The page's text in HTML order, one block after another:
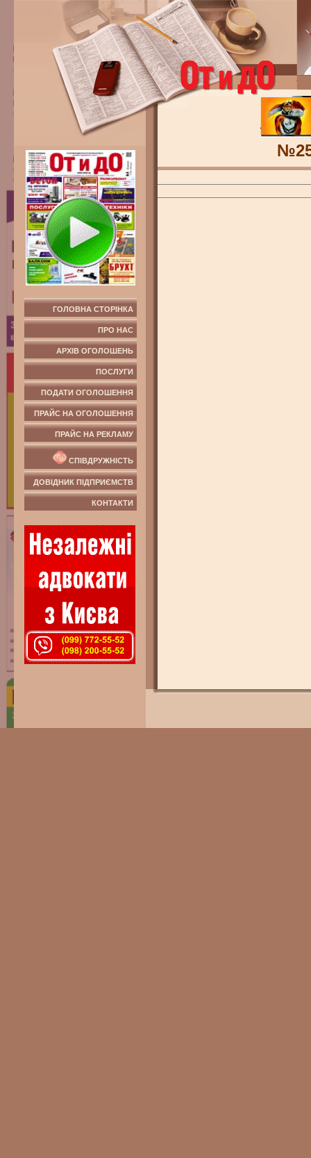
ГОЛОВНА СТОРІНКА
ПРО НАС
АРХІВ ОГОЛОШЕНЬ
ПОСЛУГИ
ПОДАТИ ОГОЛОШЕННЯ
ПРАЙС НА ОГОЛОШЕННЯ
ПРАЙС НА РЕКЛАМУ
СПІВДРУЖНІСТЬ
ДОВІДНИК ПІДПРИЄМСТВ
КОНТАКТИ